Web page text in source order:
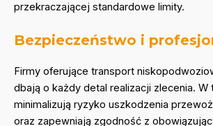
przekraczającej standardowe limity.
Bezpieczeństwo i
Firmy oferujące transport
dbają o każdy detal realizacji zlecenia. W
minimalizują ryzyko uszkodzenia
oraz zapewniają zgodność z